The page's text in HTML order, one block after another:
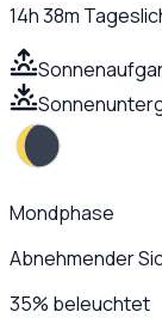
14h 38m
Mondphase
Abnehmender
35% beleuchtet